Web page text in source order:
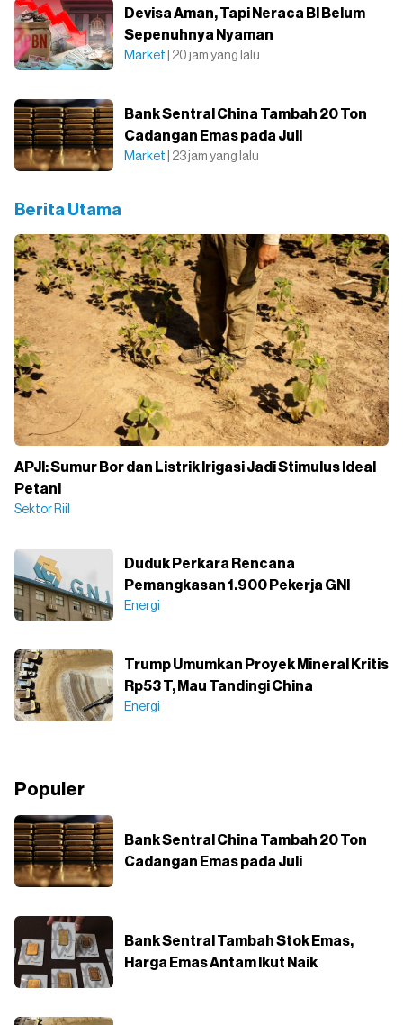
Devisa Aman, Tapi Neraca BI Belum
Sepenuhnya Nyaman
Market | 20 jam yang lalu
Bank Sentral China Tambah 20 Ton
Cadangan Emas pada Juli
Market | 23 jam yang lalu
Berita Utama
APJI: Sumur Bor dan Listrik Irigasi Jadi Stimulus Ideal
Petani
Sektor Riil
Duduk Perkara Rencana
Pemangkasan 1.900 Pekerja GNI
Energi
Trump Umumkan Proyek Mineral Kritis
Rp53 T, Mau Tandingi China
Energi
Populer
Bank Sentral China Tambah 20 Ton
Cadangan Emas pada Juli
Bank Sentral Tambah Stok Emas,
Harga Emas Antam Ikut Naik